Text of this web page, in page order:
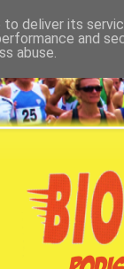
deliver its
and
abuse.